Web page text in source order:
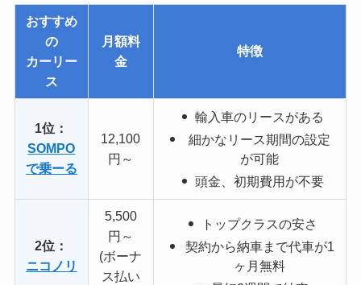
おすすめ
の
カーリー
ス
月額料
金
特徴
1位：
SOMPO
で乗ーる
12,100
円～
輸入車のリースがある
細かなリース期間の設定
が可能
頭金、初期費用が不要
2位：
ニコノリ
5,500
円～
(ボーナ
ス払い
トップクラスの安さ
契約から納車まで代車が1
ヶ月無料